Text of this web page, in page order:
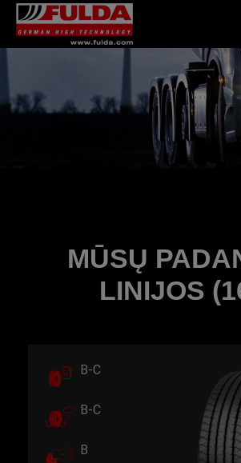
MŪSŲ
LINIJOS
B-C
B-C
B